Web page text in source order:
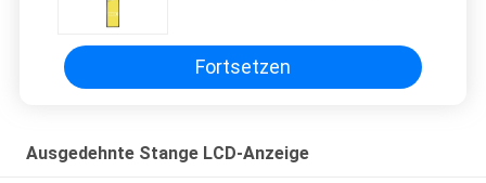
Fortsetzen
Ausgedehnte Stange LCD-Anzeige